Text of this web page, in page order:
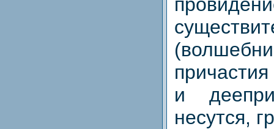
и
несутся,